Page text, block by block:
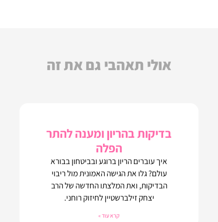
אולי תאהבי גם את זה
בדיקות בהריון ומענה להתר
הפלה
איך עוברים הריון ברוגע ובביטחון בבורא
עולם? גלו את הגישה האמונית מול ריבוי
הבדיקות, ואת המלצתו החדשה של הרב
יצחק זילברשטיין לחיזוק רוחני.
קרא עוד »